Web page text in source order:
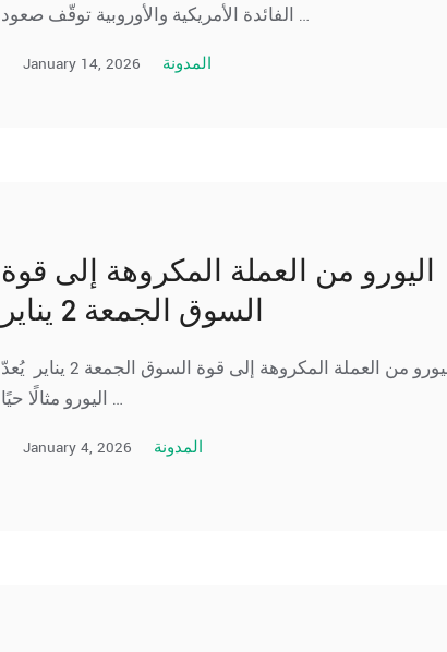
الفائدة الأمريكية والأوروبية توقّف صعود …
January 14, 2026 المدونة
اليورو من العملة المكروهة إلى قوة
اليورو من العملة المكروهة إلى قوة السوق الجمعة 2 يناير يُعدّ
اليورو مثالًا حيًا …
January 4, 2026 المدونة